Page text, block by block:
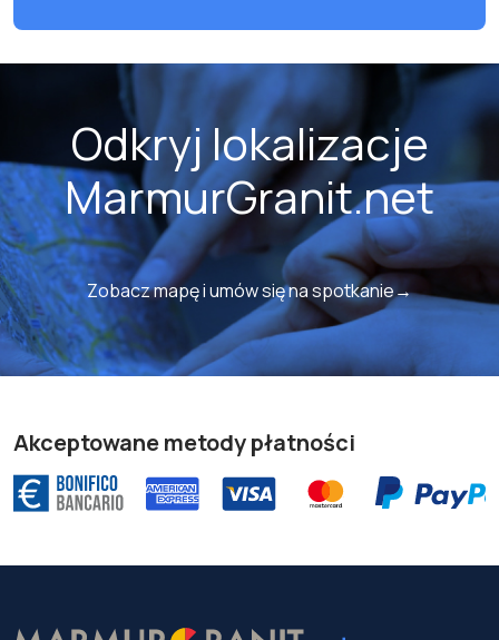
Odkryj lokalizacje
MarmurGranit.net
Zobacz mapę i umów się na spotkanie→
Akceptowane metody płatności